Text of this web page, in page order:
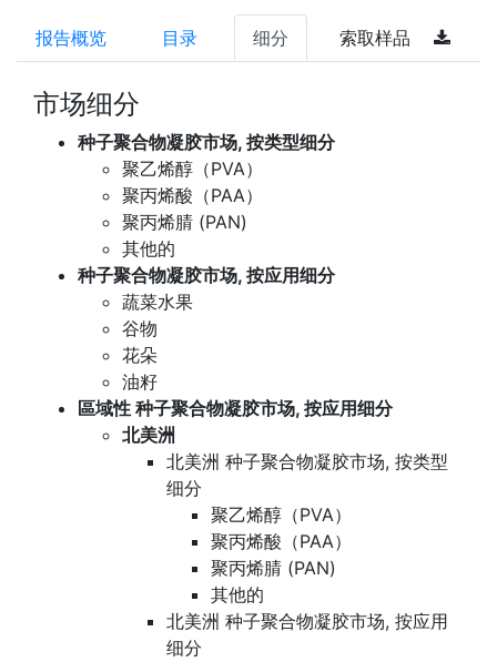
报告概览 目录 细分 索取样品
市场细分
种子聚合物凝胶市场, 按类型细分
聚乙烯醇（PVA）
聚丙烯酸（PAA）
聚丙烯腈 (PAN)
其他的
种子聚合物凝胶市场, 按应用细分
蔬菜水果
谷物
花朵
油籽
區域性 种子聚合物凝胶市场, 按应用细分
北美洲
北美洲 种子聚合物凝胶市场, 按类型
细分
聚乙烯醇（PVA）
聚丙烯酸（PAA）
聚丙烯腈 (PAN)
其他的
北美洲 种子聚合物凝胶市场, 按应用
细分